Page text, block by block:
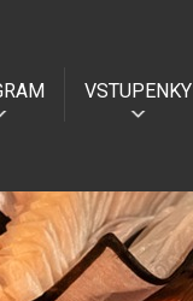
VSTUPENKY